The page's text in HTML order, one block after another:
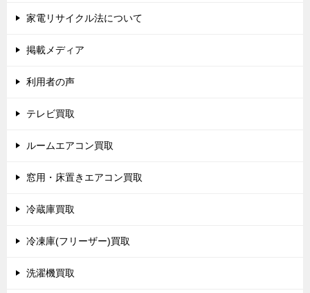
家電リサイクル法について
掲載メディア
利用者の声
テレビ買取
ルームエアコン買取
窓用・床置きエアコン買取
冷蔵庫買取
冷凍庫(フリーザー)買取
洗濯機買取